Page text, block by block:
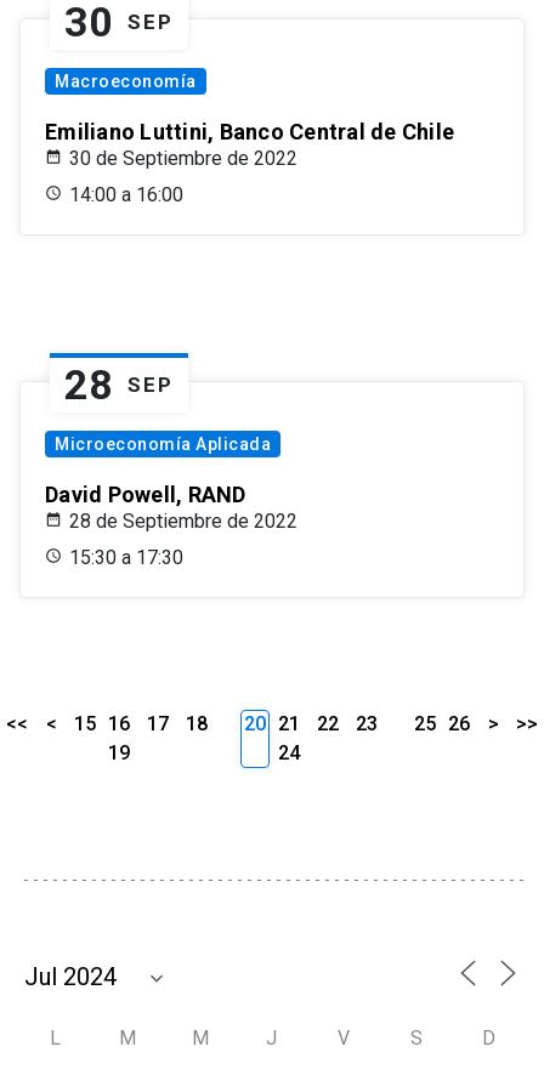
30 SEP
Macroeconomía
Emiliano Luttini, Banco Central de Chile
30 de Septiembre de 2022
14:00 a 16:00
28 SEP
Microeconomía Aplicada
David Powell, RAND
28 de Septiembre de 2022
15:30 a 17:30
<< < 15 16 17
18
19
20 21 22
23
24
25 26 > >>
L M M J V S D